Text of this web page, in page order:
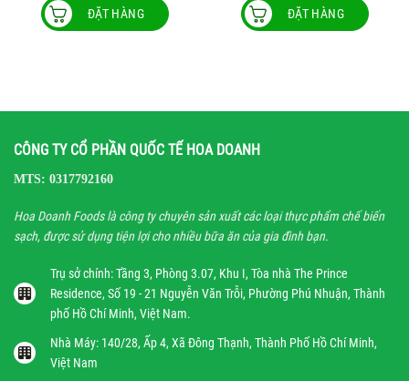
ĐẶT HÀNG
nhiều
thể.
Các
chọn
có
được
chọn
trên
sản
ĐẶT HÀNG
nhiều
chọn
có
được
chọn
sản
CÔNG TY CỔ PHẦN QUỐC TẾ HOA DOANH
MTS: 0317792160
Hoa Doanh Foods là công ty chuyên sản xuất các loại thực phẩm chế biến
sạch, được sử dụng tiện lợi cho nhiều bữa ăn của gia đình bạn.
Trụ sở chính: Tầng 3, Phòng 3.07, Khu I, Tòa nhà The Prince
Residence, Số 19 - 21 Nguyễn Văn Trỗi, Phường Phú Nhuận, Thành
phố Hồ Chí Minh, Việt Nam.
Nhà Máy: 140/28, Ấp 4, Xã Đông Thạnh, Thành Phố Hồ Chí Minh,
Việt Nam